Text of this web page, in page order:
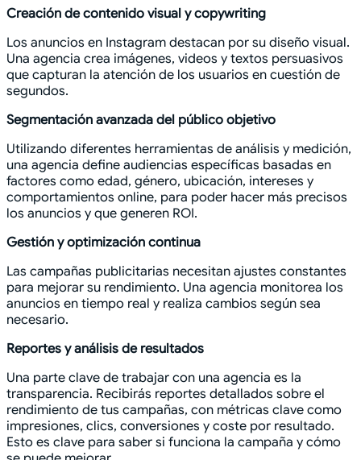
Creación de contenido visual y copywriting
Los anuncios en Instagram destacan por su diseño visual.
Una agencia crea imágenes, videos y textos persuasivos
que capturan la atención de los usuarios en cuestión de
segundos.
Segmentación avanzada del público objetivo
Utilizando diferentes herramientas de análisis y medición,
una agencia define audiencias específicas basadas en
factores como edad, género, ubicación, intereses y
comportamientos online, para poder hacer más precisos
los anuncios y que generen ROI.
Gestión y optimización continua
Las campañas publicitarias necesitan ajustes constantes
para mejorar su rendimiento. Una agencia monitorea los
anuncios en tiempo real y realiza cambios según sea
necesario.
Reportes y análisis de resultados
Una parte clave de trabajar con una agencia es la
transparencia. Recibirás reportes detallados sobre el
rendimiento de tus campañas, con métricas clave como
impresiones, clics, conversiones y coste por resultado.
Esto es clave para saber si funciona la campaña y cómo